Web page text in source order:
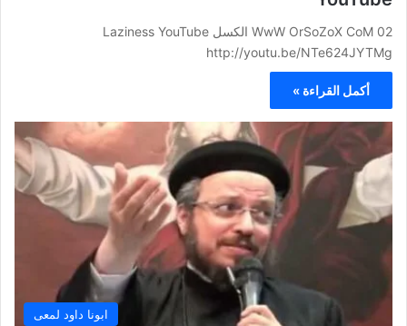
WwW OrSoZoX CoM 02 الكسل Laziness YouTube
http://youtu.be/NTe624JYTMg
أكمل القراءة »
ابونا داود لمعى